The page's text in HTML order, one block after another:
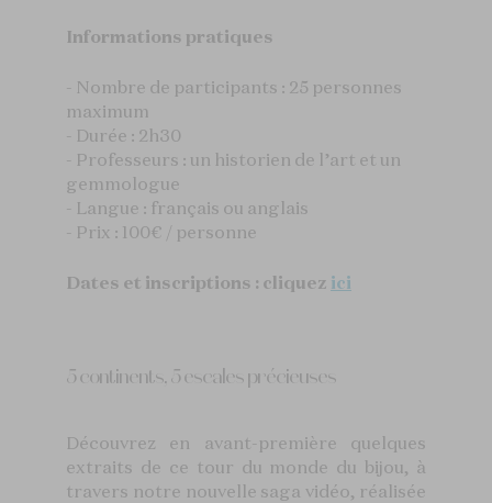
Informations pratiques
- Nombre de participants : 25 personnes
maximum
- Durée : 2h30
- Professeurs : un historien de l’art et un
gemmologue
- Langue : français ou anglais
- Prix : 100€ / personne
Dates et inscriptions : cliquez ici
5 continents, 5 escales précieuses
Découvrez en avant-première quelques
extraits de ce tour du monde du bijou, à
travers notre nouvelle saga vidéo, réalisée